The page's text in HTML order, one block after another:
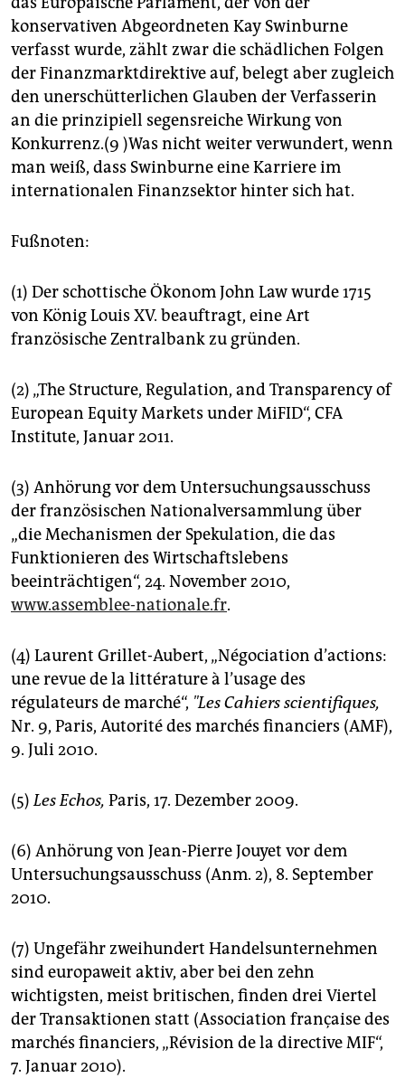
konservativen Abgeordneten Kay Swinburne
verfasst wurde, zählt zwar die schädlichen Folgen
der Finanzmarktdirektive auf, belegt aber zugleich
den unerschütterlichen Glauben der Verfasserin
an die prinzipiell segensreiche Wirkung von
Konkurrenz.(9 )Was nicht weiter verwundert, wenn
man weiß, dass Swinburne eine Karriere im
internationalen Finanzsektor hinter sich hat.
Fußnoten:
(1) Der schottische Ökonom John Law wurde 1715
von König Louis XV. beauftragt, eine Art
französische Zentralbank zu gründen.
(2) „The Structure, Regulation, and Transparency of
European Equity Markets under MiFID“, CFA
Institute, Januar 2011.
(3) Anhörung vor dem Untersuchungsausschuss
der französischen Nationalversammlung über
„die Mechanismen der Spekulation, die das
Funktionieren des Wirtschaftslebens
beeinträchtigen“, 24. November 2010,
www.assemblee-nationale.fr.
(4) Laurent Grillet-Aubert, „Négociation d’actions:
une revue de la littérature à l’usage des
régulateurs de marché“, "Les Cahiers scientifiques,
Nr. 9, Paris, Autorité des marchés financiers (AMF),
9. Juli 2010.
(5)Les Echos, Paris, 17. Dezember 2009.
(6) Anhörung von Jean-Pierre Jouyet vor dem
Untersuchungsausschuss (Anm. 2), 8. September
2010.
(7) Ungefähr zweihundert Handelsunternehmen
sind europaweit aktiv, aber bei den zehn
wichtigsten, meist britischen, finden drei Viertel
der Transaktionen statt (Association française des
marchés financiers, „Révision de la directive MIF“,
7. Januar 2010).